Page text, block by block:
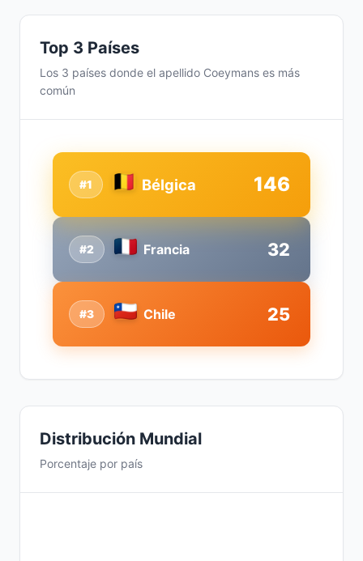
Top 3 Países
Los 3 países donde el apellido Coeymans es más
común
#2 Francia 32
#1 Bélgica 146
#3 Chile 25
Distribución Mundial
Porcentaje por país